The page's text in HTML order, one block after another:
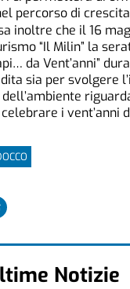
percorso di
inoltre che il 16
“Il Milin” la
da Vent’anni”
sia per svolgere
i vent’anni
Notizie